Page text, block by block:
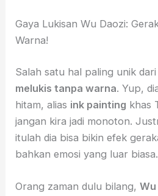
Gaya Lukisan Wu Daozi:
Warna!
Salah satu hal paling unik
melukis tanpa warna. Yup,
hitam, alias ink painting khas
jangan kira jadi monoton.
itulah dia bisa bikin efek
bahkan emosi yang luar biasa.
Orang zaman dulu bilang,